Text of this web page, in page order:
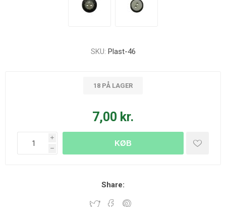
SKU: Plast-46
18 PÅ LAGER
7,00 kr.
i
h
KØB
Share: